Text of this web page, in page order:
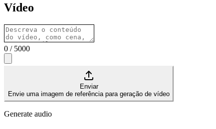
Vídeo
0 / 5000
Enviar
Envie uma imagem de referência para geração de vídeo
Generate audio